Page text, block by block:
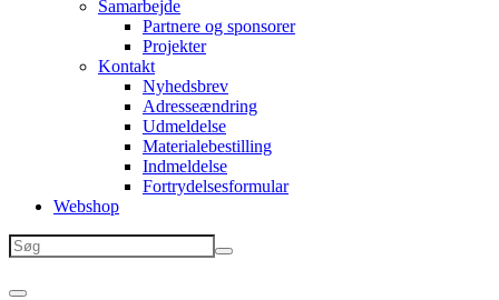
Samarbejde
Partnere og sponsorer
Projekter
Kontakt
Nyhedsbrev
Adresseændring
Udmeldelse
Materialebestilling
Indmeldelse
Fortrydelsesformular
Webshop